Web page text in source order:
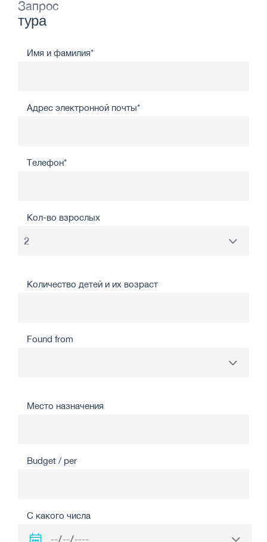
Запрос
тура
Имя и фамилия*
Адрес электронной почты*
Телефон*
Кол-во взрослых
Количество детей и их возраст
Found from
Место назначения
Budget / per
С какого числа